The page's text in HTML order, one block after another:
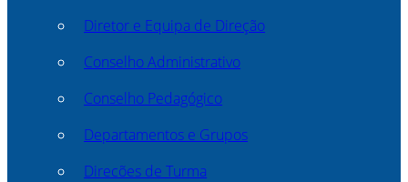
Diretor e Equipa de Direção
Conselho Administrativo
Conselho Pedagógico
Departamentos e Grupos
Direcões de Turma